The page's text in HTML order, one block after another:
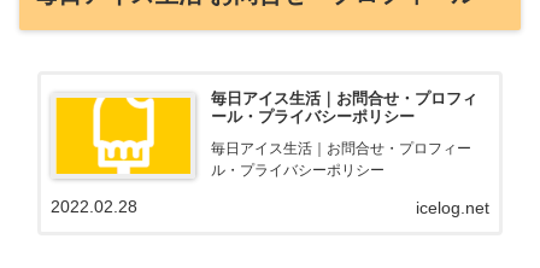
毎日アイス生活｜お問合せ・プロフィ
ール・プライバシーポリシー
毎日アイス生活｜お問合せ・プロフィー
ル・プライバシーポリシー
icelog.net
2022.02.28